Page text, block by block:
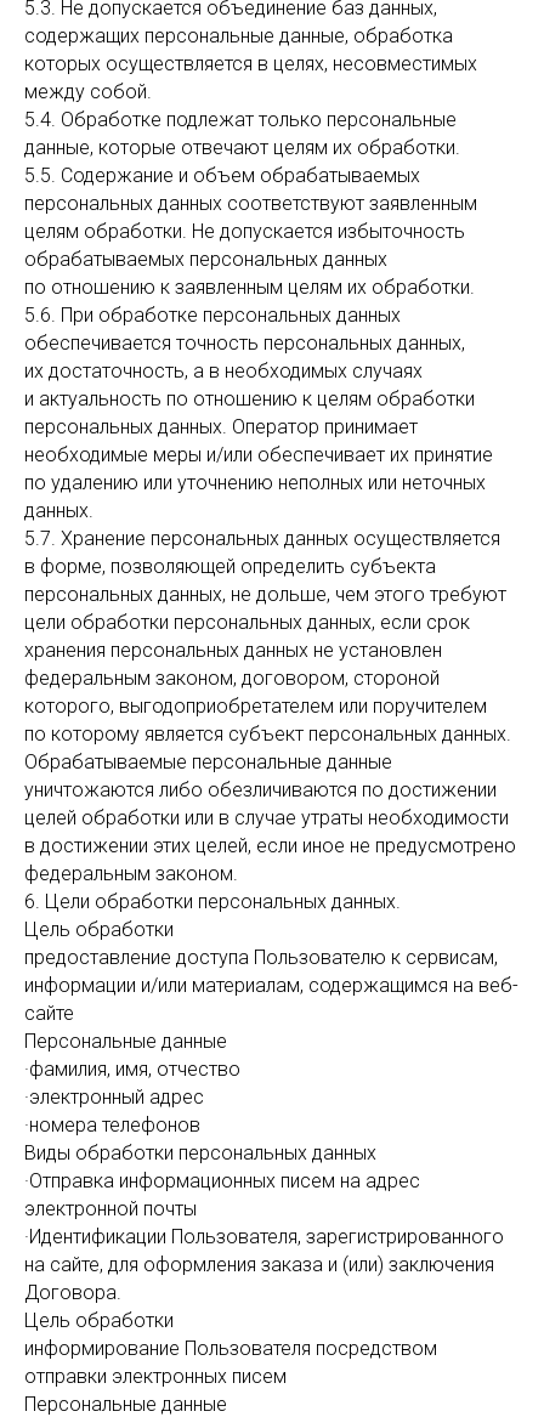
5.3. Не допускается объединение баз данных,
содержащих персональные данные, обработка
которых осуществляется в целях, несовместимых
между собой.
5.4. Обработке подлежат только персональные
данные, которые отвечают целям их обработки.
5.5. Содержание и объем обрабатываемых
персональных данных соответствуют заявленным
целям обработки. Не допускается избыточность
обрабатываемых персональных данных
по отношению к заявленным целям их обработки.
5.6. При обработке персональных данных
обеспечивается точность персональных данных,
их достаточность, а в необходимых случаях
и актуальность по отношению к целям обработки
персональных данных. Оператор принимает
необходимые меры и/или обеспечивает их принятие
по удалению или уточнению неполных или неточных
данных.
5.7. Хранение персональных данных осуществляется
в форме, позволяющей определить субъекта
персональных данных, не дольше, чем этого требуют
цели обработки персональных данных, если срок
хранения персональных данных не установлен
федеральным законом, договором, стороной
которого, выгодоприобретателем или поручителем
по которому является субъект персональных данных.
Обрабатываемые персональные данные
уничтожаются либо обезличиваются по достижении
целей обработки или в случае утраты необходимости
в достижении этих целей, если иное не предусмотрено
федеральным законом.
6. Цели обработки персональных данных.
Цель обработки
предоставление доступа Пользователю к сервисам,
информации и/или материалам, содержащимся на веб-
сайте
Персональные данные
·фамилия, имя, отчество
·электронный адрес
·номера телефонов
Виды обработки персональных данных
·Отправка информационных писем на адрес
электронной почты
·Идентификации Пользователя, зарегистрированного
на сайте, для оформления заказа и (или) заключения
Договора.
Цель обработки
информирование Пользователя посредством
отправки электронных писем
Персональные данные